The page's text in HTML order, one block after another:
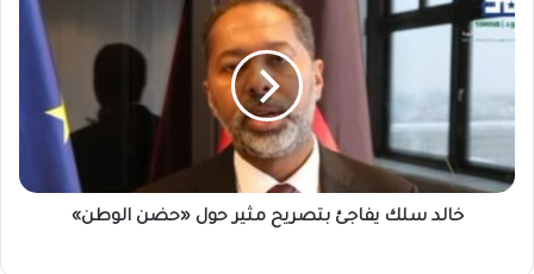
سلك
يفاجئ
حول
الوطن»
خالد سلك يفاجئ بتصريح مثير حول «حضن الوطن»